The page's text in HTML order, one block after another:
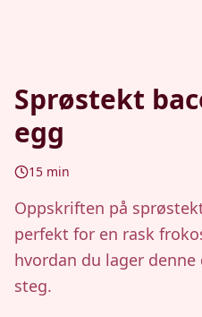
Sprøstekt
egg
15 min
Oppskriften på
perfekt for en rask
hvordan du lager
steg.